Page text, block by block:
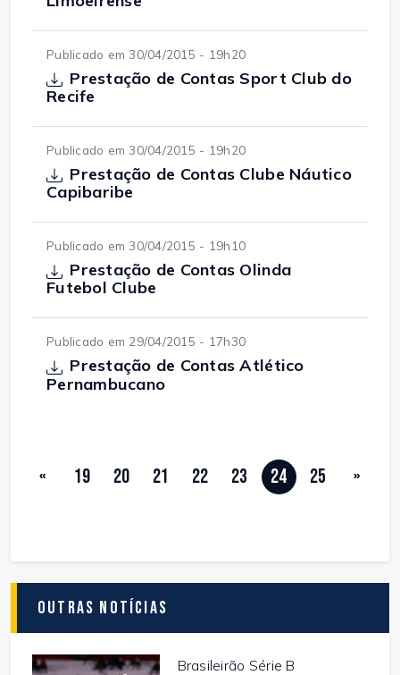
Publicado em 30/04/2015 - 19h20
Prestação de Contas Sport Club do
Recife
Publicado em 30/04/2015 - 19h20
Prestação de Contas Clube Náutico
Capibaribe
Publicado em 30/04/2015 - 19h10
Prestação de Contas Olinda
Futebol Clube
Publicado em 29/04/2015 - 17h30
Prestação de Contas Atlético
Pernambucano
« 19 20 21 22 23 24 25 »
Outras Notícias
Brasileirão Série B